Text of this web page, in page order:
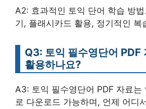
A2: 효과적인 토익 단어 학습 방
기, 플래시카드 활용, 정기적인 복
Q3: 토익 필수영단어 PDF
활용하나요?
A3: 토익 필수영단어 PDF 자료는
로 다운로드 가능하며, 언제 어디